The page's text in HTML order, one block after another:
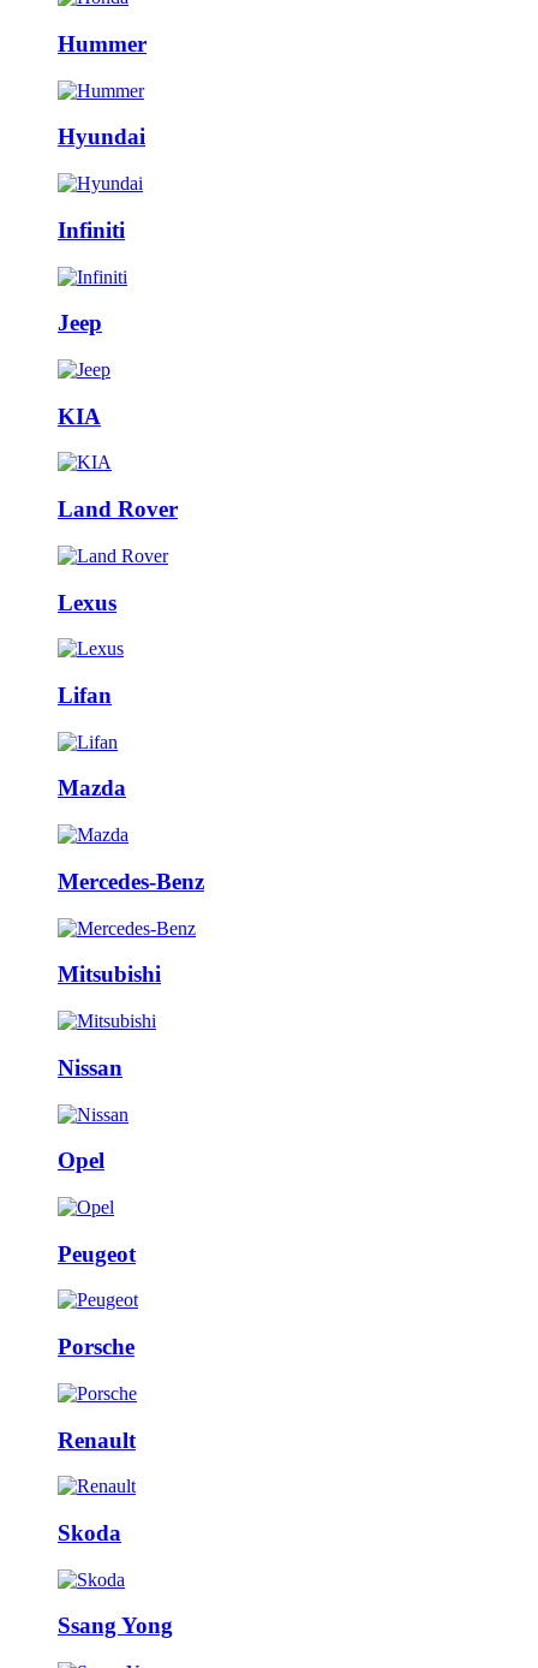
Hummer
Hyundai
Infiniti
Jeep
KIA
Land Rover
Lexus
Lifan
Mazda
Mercedes-Benz
Mitsubishi
Nissan
Opel
Peugeot
Porsche
Renault
Skoda
Ssang Yong